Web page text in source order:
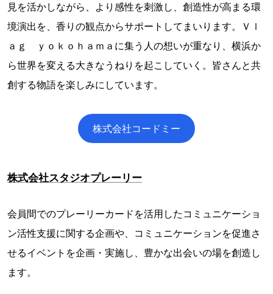
見を活かしながら、より感性を刺激し、創造性が高まる環
境演出を、香りの観点からサポートしてまいります。Ｖｌ
ａｇ ｙｏｋｏｈａｍａに集う人の想いが重なり、横浜か
ら世界を変える大きなうねりを起こしていく。皆さんと共
創する物語を楽しみにしています。
株式会社コードミー
株式会社スタジオプレーリー
会員間でのプレーリーカードを活用したコミュニケーショ
ン活性支援に関する企画や、コミュニケーションを促進さ
せるイベントを企画・実施し、豊かな出会いの場を創造し
ます。